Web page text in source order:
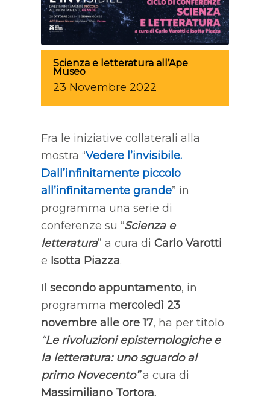
Scienza e letteratura all’Ape
Museo
23 Novembre 2022
Fra le iniziative collaterali alla
mostra “Vedere l’invisibile.
Dall’infinitamente piccolo
all’infinitamente grande” in
programma una serie di
conferenze su “Scienza e
letteratura” a cura di Carlo Varotti
e Isotta Piazza.
Il secondo appuntamento, in
programma mercoledì 23
novembre alle ore 17, ha per titolo
“Le rivoluzioni epistemologiche e
la letteratura: uno sguardo al
primo Novecento”a cura di
Massimiliano Tortora.